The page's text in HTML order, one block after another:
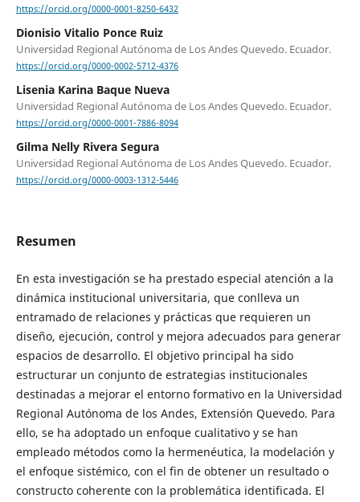
https://orcid.org/0000-0001-8250-6432
Dionisio Vitalio Ponce Ruiz
Universidad Regional Autónoma de Los Andes Quevedo. Ecuador.
https://orcid.org/0000-0002-5712-4376
Lisenia Karina Baque Nueva
Universidad Regional Autónoma de Los Andes Quevedo. Ecuador.
https://orcid.org/0000-0001-7886-8094
Gilma Nelly Rivera Segura
Universidad Regional Autónoma de Los Andes Quevedo. Ecuador.
https://orcid.org/0000-0003-1312-5446
Resumen
En esta investigación se ha prestado especial atención a la
dinámica institucional universitaria, que conlleva un
entramado de relaciones y prácticas que requieren un
diseño, ejecución, control y mejora adecuados para generar
espacios de desarrollo. El objetivo principal ha sido
estructurar un conjunto de estrategias institucionales
destinadas a mejorar el entorno formativo en la Universidad
Regional Autónoma de los Andes, Extensión Quevedo. Para
ello, se ha adoptado un enfoque cualitativo y se han
empleado métodos como la hermenéutica, la modelación y
el enfoque sistémico, con el fin de obtener un resultado o
constructo coherente con la problemática identificada. El